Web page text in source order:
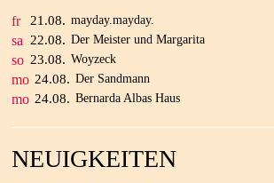
fr 21.08. mayday.mayday.
sa 22.08. Der Meister und Margarita
so 23.08. Woyzeck
mo 24.08. Der Sandmann
mo 24.08. Bernarda Albas Haus
NEUIGKEITEN